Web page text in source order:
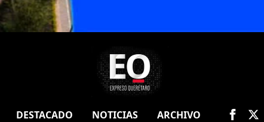
DESTACADO NOTICIAS ARCHIVO